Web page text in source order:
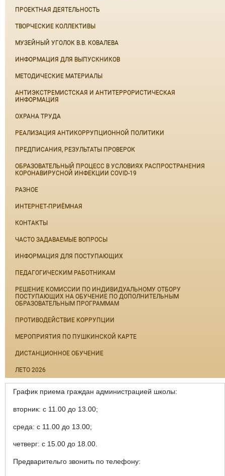
ПРОЕКТНАЯ ДЕЯТЕЛЬНОСТЬ
ТВОРЧЕСКИЕ КОЛЛЕКТИВЫ
МУЗЕЙНЫЙ УГОЛОК В.В. КОВАЛЕВА
ИНФОРМАЦИЯ ДЛЯ ВЫПУСКНИКОВ
МЕТОДИЧЕСКИЕ МАТЕРИАЛЫ
АНТИЭКСТРЕМИСТСКАЯ И АНТИТЕРРОРИСТИЧЕСКАЯ
ИНФОРМАЦИЯ
ОХРАНА ТРУДА
РЕАЛИЗАЦИЯ АНТИКОРРУПЦИОННОЙ ПОЛИТИКИ
ПРЕДПИСАНИЯ, РЕЗУЛЬТАТЫ ПРОВЕРОК
ОБРАЗОВАТЕЛЬНЫЙ ПРОЦЕСС В УСЛОВИЯХ РАСПРОСТРАНЕНИЯ
КОРОНАВИРУСНОЙ ИНФЕКЦИИ COVID-19
РАЗНОЕ
ИНТЕРНЕТ-ПРИЁМНАЯ
КОНТАКТЫ
ЧАСТО ЗАДАВАЕМЫЕ ВОПРОСЫ
ИНФОРМАЦИЯ ДЛЯ ПОСТУПАЮЩИХ
ПЕДАГОГИЧЕСКИМ РАБОТНИКАМ
РЕШЕНИЕ КОМИССИИ ПО ИНДИВИДУАЛЬНОМУ ОТБОРУ
ПОСТУПАЮЩИХ НА ОБУЧЕНИЕ ПО ДОПОЛНИТЕЛЬНЫМ
ОБРАЗОВАТЕЛЬНЫМ ПРОГРАММАМ
ПРОТИВОДЕЙСТВИЕ КОРРУПЦИИ
МЕРОПРИЯТИЯ ПО ПУШКИНСКОЙ КАРТЕ
ДИСТАНЦИОННОЕ ОБУЧЕНИЕ
ЛЕТО 2026
График приема граждан администрацией школы:
вторник: с 11.00 до 13.00;
среда: с 11.00 до 13.00;
четверг: с 15.00 до 18.00.
Предварительго звонить по телефону: